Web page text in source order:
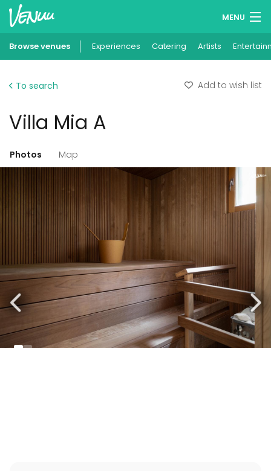
MENU
Wish lists
Add your venue
Browse venues Experiences Catering Artists
To search Add to wish list
Villa Mia A
Photos Map